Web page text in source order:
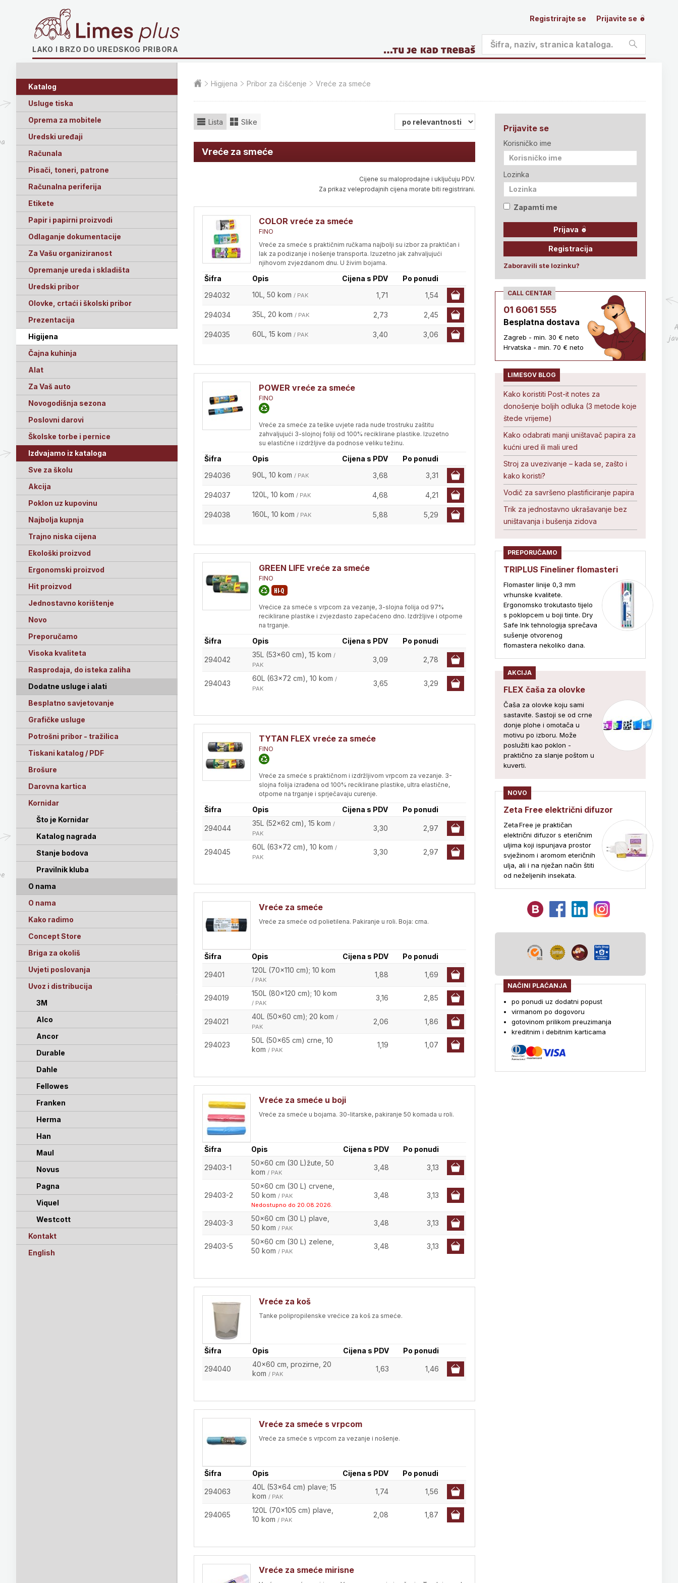
LAKO I BRZO DO UREDSKOG PRIBORA
Registrirajte se Prijavite se
Katalog
Usluge tiska
Oprema za mobitele
Uredski uređaji
Računala
Pisači, toneri, patrone
Računalna periferija
Etikete
Papir i papirni proizvodi
Odlaganje dokumentacije
Za Vašu organiziranost
Opremanje ureda i skladišta
Uredski pribor
Olovke, crtaći i školski pribor
Prezentacija
Higijena
Čajna kuhinja
Alat
Za Vaš auto
Novogodišnja sezona
Poslovni darovi
Školske torbe i pernice
Izdvajamo iz kataloga
Sve za školu
Akcija
Poklon uz kupovinu
Najbolja kupnja
Trajno niska cijena
Ekološki proizvod
Ergonomski proizvod
Hit proizvod
Jednostavno korištenje
Novo
Preporučamo
Visoka kvaliteta
Rasprodaja, do isteka zaliha
Dodatne usluge i alati
Besplatno savjetovanje
Grafičke usluge
Potrošni pribor - tražilica
Tiskani katalog / PDF
Brošure
Darovna kartica
Kornidar
Što je Kornidar
Katalog nagrada
Stanje bodova
Pravilnik kluba
O nama
O nama
Kako radimo
Concept Store
Briga za okoliš
Uvjeti poslovanja
Uvoz i distribucija
3M
Alco
Ancor
Durable
Dahle
Fellowes
Franken
Herma
Han
Maul
Novus
Pagna
Viquel
Westcott
Kontakt
English
Higijena Pribor za čišćenje Vreće za smeće
Lista Slike
Vreće za smeće
Cijene su maloprodajne i uključuju PDV.
Za prikaz veleprodajnih cijena morate biti registrirani.
COLOR vreće za smeće
FINO
Vreće za smeće s praktičnim ručkama najbolji su izbor za praktičan i
lak za podizanje i nošenje transporta. Izuzetno jak zahvaljujući
njihovom zvjezdanom dnu. U živim bojama.
Šifra Opis Cijena s PDV
Po ponudi
294032
10L, 50 kom / PAK 1,71 1,54
294034 35L, 20 kom / PAK 2,73 2,45
294035 60L, 15 kom / PAK 3,40 3,06
POWER vreće za smeće
FINO
Vreće za smeće za teške uvjete rada nude trostruku zaštitu
zahvaljujući 3-slojnoj foliji od 100% reciklirane plastike. Izuzetno
su elastične i izdržljive da podnose veliku težinu.
Šifra Opis Cijena s PDV
Po ponudi
294036
90L, 10 kom / PAK 3,68 3,31
294037 120L, 10 kom / PAK 4,68 4,21
294038 160L, 10 kom / PAK 5,88 5,29
GREEN LIFE vreće za smeće
FINO
Vrećice za smeće s vrpcom za vezanje, 3-slojna folija od 97%
reciklirane plastike i zvjezdasto zapečaćeno dno. Izdržljive i otporne
na trganje.
Šifra Opis Cijena s PDV Po ponudi
294042
35L (53x60 cm), 15 kom /
PAK
3,09 2,78
294043
60L (63x72 cm), 10 kom /
PAK
3,65 3,29
TYTAN FLEX vreće za smeće
FINO
Vreće za smeće s praktičnom i izdržljivom vrpcom za vezanje. 3-
slojna folija izrađena od 100% reciklirane plastike, ultra elastične,
otporne na trganje i sprječavaju curenje.
Šifra Opis Cijena s PDV Po ponudi
294044
35L (52x62 cm), 15 kom /
PAK
3,30 2,97
294045
60L (63x72 cm), 10 kom /
PAK
3,30 2,97
Vreće za smeće
Vreće za smeće od polietilena. Pakiranje u roli. Boja: crna.
Šifra Opis Cijena s PDV Po ponudi
29401
120L (70x110 cm); 10 kom
/ PAK
1,88 1,69
294019
150L (80x120 cm); 10 kom
/ PAK
3,16 2,85
294021
40L (50x60 cm); 20 kom /
PAK
2,06 1,86
294023
50L (50x65 cm) crne, 10
kom / PAK
1,19 1,07
Vreće za smeće u boji
Vreće za smeće u bojama. 30-litarske, pakiranje 50 komada u roli.
Šifra Opis Cijena s PDV Po ponudi
29403-1
50x60 cm (30 L)žute, 50
kom / PAK
3,48 3,13
29403-2
50x60 cm (30 L) crvene,
50 kom / PAK
Nedostupno do 20.08.2026.
3,48 3,13
29403-3
50x60 cm (30 L) plave,
50 kom / PAK
3,48 3,13
29403-5
50x60 cm (30 L) zelene,
50 kom / PAK
3,48 3,13
Vreće za koš
Tanke polipropilenske vrećice za koš za smeće.
Šifra Opis Cijena s PDV Po ponudi
294040
40x60 cm, prozirne, 20
kom / PAK
1,63 1,46
Vreće za smeće s vrpcom
Vreće za smeće s vrpcom za vezanje i nošenje.
Šifra Opis Cijena s PDV Po ponudi
294063
40L (53x64 cm) plave; 15
kom / PAK
1,74 1,56
294065
120L (70x105 cm) plave,
10 kom / PAK
2,08 1,87
Vreće za smeće mirisne
Prijavite se
Korisničko ime
Lozinka
Zapamti me
Prijava
Registracija
Zaboravili ste lozinku?
CALL CENTAR
01 6061 555
Besplatna dostava
Zagreb - min. 30 € neto
Hrvatska - min. 70 € neto
LIMESOV BLOG
Kako koristiti Post-it notes za
donošenje boljih odluka (3 metode koje
štede vrijeme)
Kako odabrati manji uništavač papira za
kućni ured ili mali ured
Stroj za uvezivanje – kada se, zašto i
kako koristi?
Vodič za savršeno plastificiranje papira
Trik za jednostavno ukrašavanje bez
uništavanja i bušenja zidova
PREPORUČAMO
TRIPLUS Fineliner flomasteri
Flomaster linije 0,3 mm
vrhunske kvalitete.
Ergonomsko trokutasto tijelo
s poklopcem u boji tinte. Dry
Safe Ink tehnologija sprečava
sušenje otvorenog
flomastera nekoliko dana.
AKCIJA
FLEX čaša za olovke
Čaša za olovke koju sami
sastavite. Sastoji se od crne
donje plohe i omotača u
motivu po izboru. Može
poslužiti kao poklon -
praktično za slanje poštom u
kuverti.
NOVO
Zeta Free električni difuzor
Zeta Free je praktičan
električni difuzor s eteričnim
uljima koji ispunjava prostor
svježinom i aromom eteričnih
ulja, ali i na nježan način štiti
od neželjenih insekata.
NAČINI PLAĆANJA
po ponudi uz dodatni popust
virmanom po dogovoru
gotovinom prilikom preuzimanja
kreditnim i debitnim karticama